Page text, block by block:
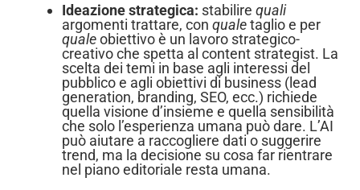
Ideazione strategica: stabilire quali
argomenti trattare, con qualetaglio e per
qualeobiettivo è un lavoro strategico-
creativo che spetta al content strategist. La
scelta dei temi in base agli interessi del
pubblico e agli obiettivi di business (lead
generation, branding, SEO, ecc.) richiede
quella visione d’insieme e quella sensibilità
che solo l’esperienza umana può dare. L’AI
può aiutare a raccogliere dati o suggerire
trend, ma la decisione su cosa far rientrare
nel piano editoriale resta umana.